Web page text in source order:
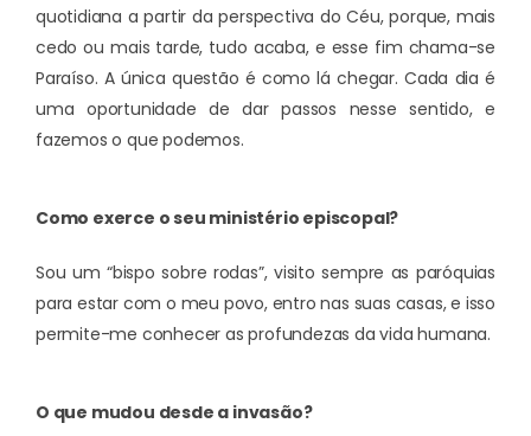
quotidiana a partir da perspectiva do Céu, porque, mais
cedo ou mais tarde, tudo acaba, e esse fim chama-se
Paraíso. A única questão é como lá chegar. Cada dia é
uma oportunidade de dar passos nesse sentido, e
fazemos o que podemos.
Como exerce o seu ministério episcopal?
Sou um “bispo sobre rodas”, visito sempre as paróquias
para estar com o meu povo, entro nas suas casas, e isso
permite-me conhecer as profundezas da vida humana.
O que mudou desde a invasão?